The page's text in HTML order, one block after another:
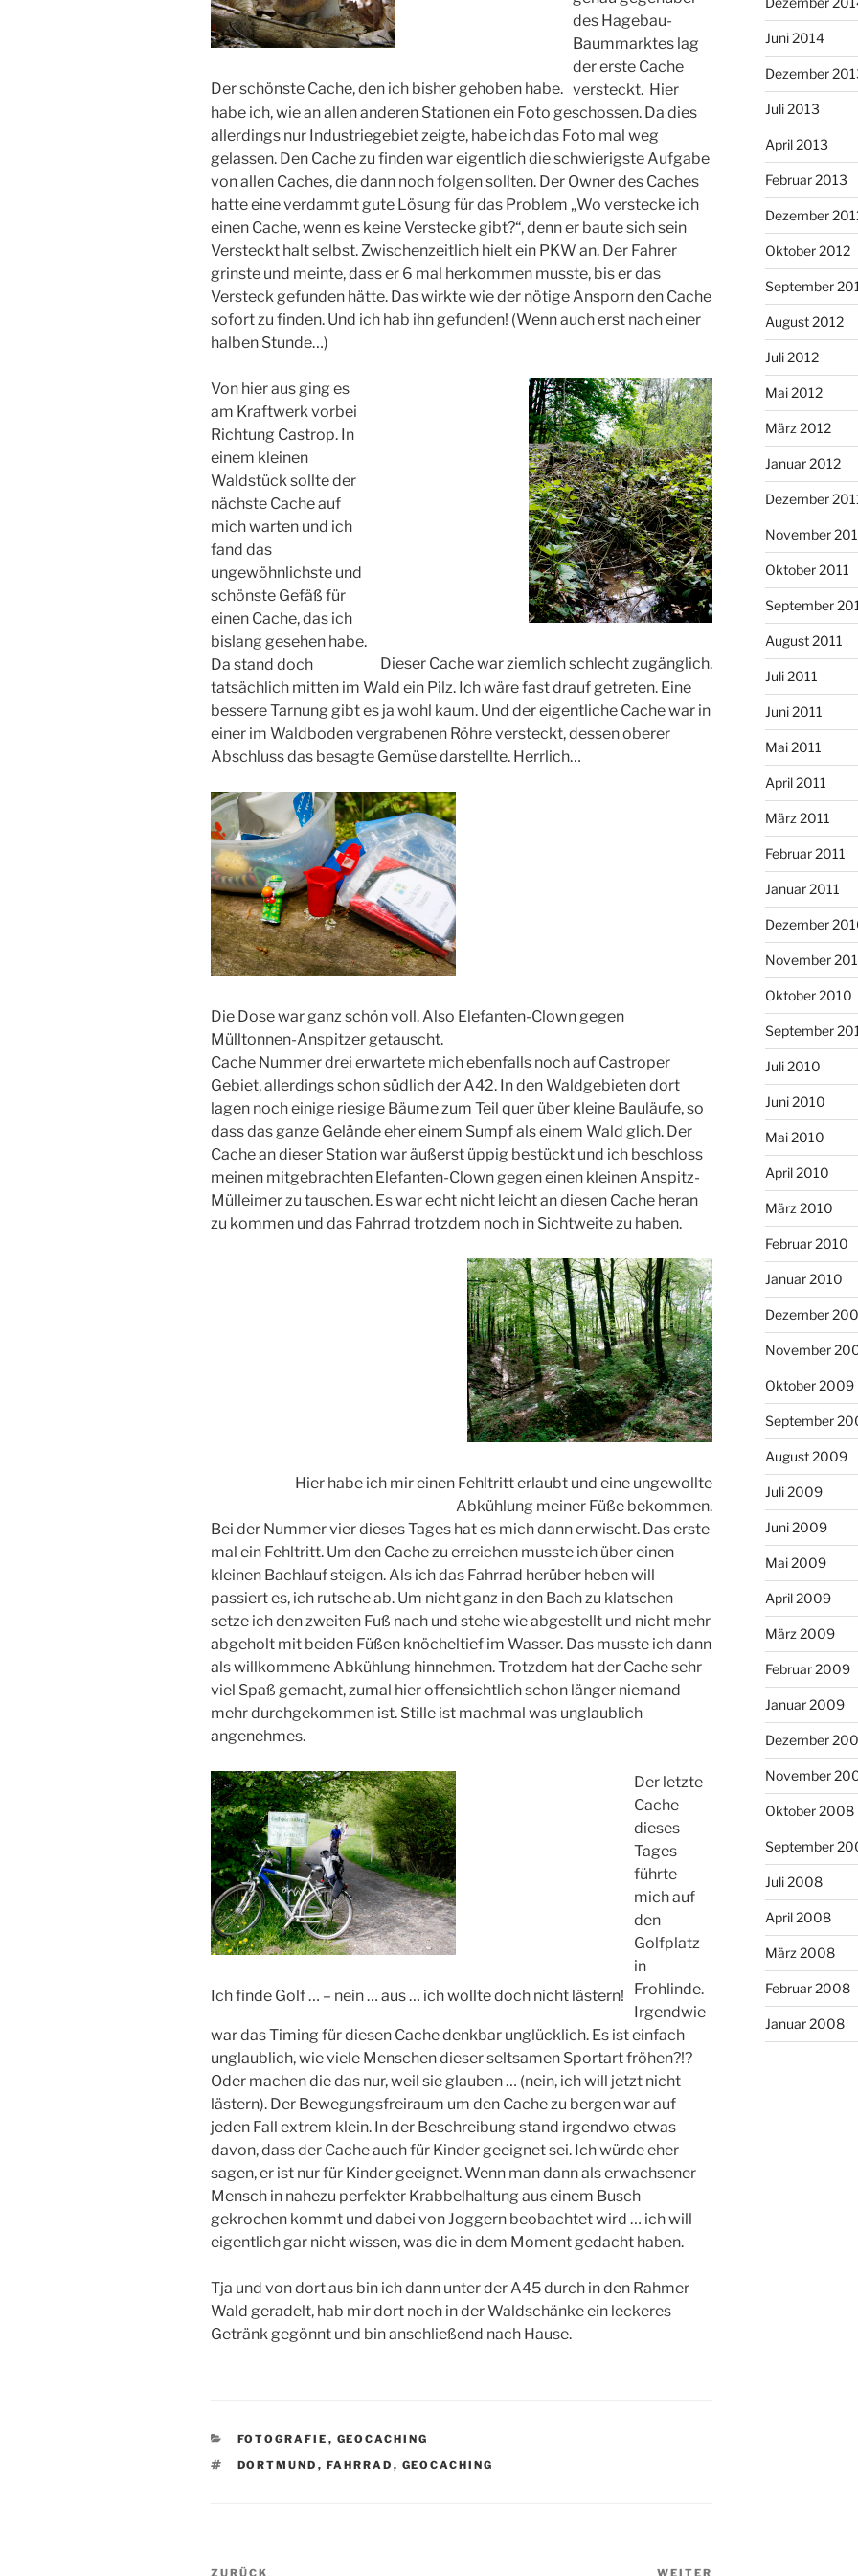
Der schönste Cache, den ich bisher gehoben habe.
des Hagebau-
Baummarktes lag
der erste Cache
versteckt. Hier
habe ich, wie an allen anderen Stationen ein Foto geschossen. Da dies
allerdings nur Industriegebiet zeigte, habe ich das Foto mal weg
gelassen. Den Cache zu finden war eigentlich die schwierigste Aufgabe
von allen Caches, die dann noch folgen sollten. Der Owner des Caches
hatte eine verdammt gute Lösung für das Problem „Wo verstecke ich
einen Cache, wenn es keine Verstecke gibt?“, denn er baute sich sein
Versteckt halt selbst. Zwischenzeitlich hielt ein PKW an. Der Fahrer
grinste und meinte, dass er 6 mal herkommen musste, bis er das
Versteck gefunden hätte. Das wirkte wie der nötige Ansporn den Cache
sofort zu finden. Und ich hab ihn gefunden! (Wenn auch erst nach einer
halben Stunde…)
Dieser Cache war ziemlich schlecht zugänglich.
Von hier aus ging es
am Kraftwerk vorbei
Richtung Castrop. In
einem kleinen
Waldstück sollte der
nächste Cache auf
mich warten und ich
fand das
ungewöhnlichste und
schönste Gefäß für
einen Cache, das ich
bislang gesehen habe.
Da stand doch
tatsächlich mitten im Wald ein Pilz. Ich wäre fast drauf getreten. Eine
bessere Tarnung gibt es ja wohl kaum. Und der eigentliche Cache war in
einer im Waldboden vergrabenen Röhre versteckt, dessen oberer
Abschluss das besagte Gemüse darstellte. Herrlich…
Die Dose war ganz schön voll. Also Elefanten-Clown gegen
Mülltonnen-Anspitzer getauscht.
Cache Nummer drei erwartete mich ebenfalls noch auf Castroper
Gebiet, allerdings schon südlich der A42. In den Waldgebieten dort
lagen noch einige riesige Bäume zum Teil quer über kleine Bauläufe, so
dass das ganze Gelände eher einem Sumpf als einem Wald glich. Der
Cache an dieser Station war äußerst üppig bestückt und ich beschloss
meinen mitgebrachten Elefanten-Clown gegen einen kleinen Anspitz-
Mülleimer zu tauschen. Es war echt nicht leicht an diesen Cache heran
zu kommen und das Fahrrad trotzdem noch in Sichtweite zu haben.
Hier habe ich mir einen Fehltritt erlaubt und eine ungewollte
Abkühlung meiner Füße bekommen.
Bei der Nummer vier dieses Tages hat es mich dann erwischt. Das erste
mal ein Fehltritt. Um den Cache zu erreichen musste ich über einen
kleinen Bachlauf steigen. Als ich das Fahrrad herüber heben will
passiert es, ich rutsche ab. Um nicht ganz in den Bach zu klatschen
setze ich den zweiten Fuß nach und stehe wie abgestellt und nicht mehr
abgeholt mit beiden Füßen knöcheltief im Wasser. Das musste ich dann
als willkommene Abkühlung hinnehmen. Trotzdem hat der Cache sehr
viel Spaß gemacht, zumal hier offensichtlich schon länger niemand
mehr durchgekommen ist. Stille ist machmal was unglaublich
angenehmes.
Ich finde Golf … – nein … aus … ich wollte doch nicht lästern!
Der letzte
Cache
dieses
Tages
führte
mich auf
den
Golfplatz
in
Frohlinde.
Irgendwie
war das Timing für diesen Cache denkbar unglücklich. Es ist einfach
unglaublich, wie viele Menschen dieser seltsamen Sportart fröhen?!?
Oder machen die das nur, weil sie glauben … (nein, ich will jetzt nicht
lästern). Der Bewegungsfreiraum um den Cache zu bergen war auf
jeden Fall extrem klein. In der Beschreibung stand irgendwo etwas
davon, dass der Cache auch für Kinder geeignet sei. Ich würde eher
sagen, er ist nur für Kinder geeignet. Wenn man dann als erwachsener
Mensch in nahezu perfekter Krabbelhaltung aus einem Busch
gekrochen kommt und dabei von Joggern beobachtet wird … ich will
eigentlich gar nicht wissen, was die in dem Moment gedacht haben.
Tja und von dort aus bin ich dann unter der A45 durch in den Rahmer
Wald geradelt, hab mir dort noch in der Waldschänke ein leckeres
Getränk gegönnt und bin anschließend nach Hause.
KATEGORIEN
FOTOGRAFIE , GEOCACHING
SCHLAGWÖRTER
DORTMUND , FAHRRAD , GEOCACHING
Beitragsnavigation
Juni 2014
Dezember
Juli 2013
April 2013
Februar 2013
Dezember
Oktober 2012
September
August 2012
Juli 2012
Mai 2012
März 2012
Januar 2012
Dezember
November
Oktober 2011
September
August 2011
Juli 2011
Juni 2011
Mai 2011
April 2011
März 2011
Februar 2011
Januar 2011
Dezember
November
Oktober 2010
September
Juli 2010
Juni 2010
Mai 2010
April 2010
März 2010
Februar 2010
Januar 2010
Dezember
November
Oktober 2009
September
August 2009
Juli 2009
Juni 2009
Mai 2009
April 2009
März 2009
Februar 2009
Januar 2009
Dezember
November
Oktober 2008
September
Juli 2008
April 2008
März 2008
Februar 2008
Januar 2008